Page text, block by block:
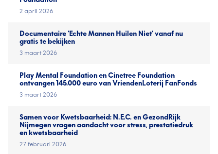
2 april 2026
Documentaire 'Echte Mannen Huilen Niet' vanaf nu
gratis te bekijken
3 maart 2026
Play Mental Foundation en Cinetree Foundation
ontvangen 145.000 euro van VriendenLoterij FanFonds
3 maart 2026
Samen voor Kwetsbaarheid: N.E.C. en GezondRijk
Nijmegen vragen aandacht voor stress, prestatiedruk
en kwetsbaarheid
27 februari 2026